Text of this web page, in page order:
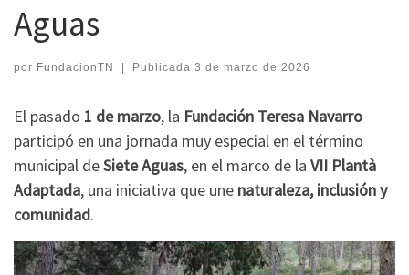
Aguas
por FundacionTN | Publicada 3 de marzo de 2026
El pasado 1 de marzo, la Fundación Teresa Navarro
participó en una jornada muy especial en el término
municipal deSiete Aguas, en el marco de la VII Plantà
Adaptada, una iniciativa que une naturaleza, inclusión y
comunidad.